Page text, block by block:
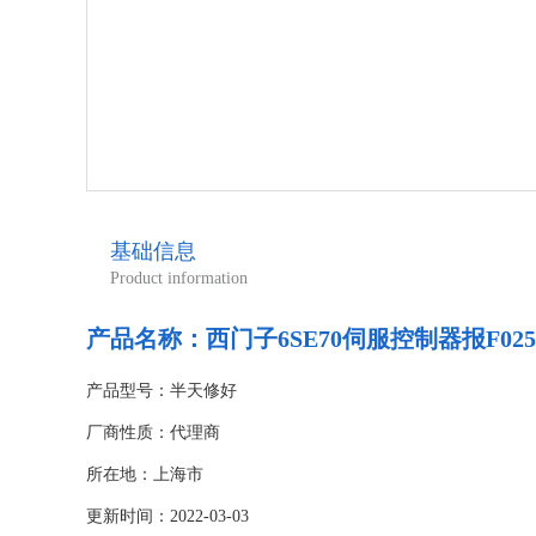
基础信息
Product information
产品名称： 西门子6SE70伺服控制器报
产品型号：半天修好
厂商性质：代理商
所在地：上海市
更新时间：2022-03-03